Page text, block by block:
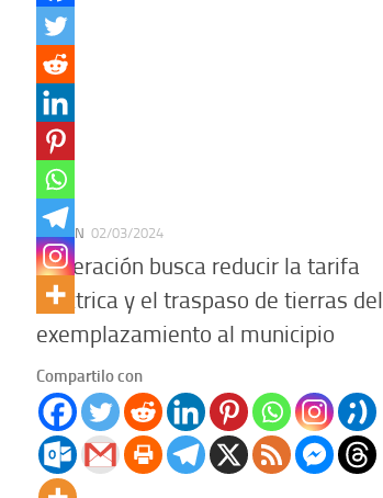
REGIÓN 02/03/2024
Federación busca reducir la tarifa
eléctrica y el traspaso de tierras del
exemplazamiento al municipio
Compartilo con